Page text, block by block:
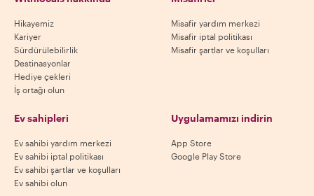
Hikayemiz
Kariyer
Sürdürülebilirlik
Destinasyonlar
Hediye çekleri
İş ortağı olun
Misafir yardım merkezi
Misafir iptal politikası
Misafir şartlar ve koşulları
Ev sahipleri
Ev sahibi yardım merkezi
Ev sahibi iptal politikası
Ev sahibi şartlar ve koşulları
Ev sahibi olun
Uygulamamızı indirin
App Store
Google Play Store